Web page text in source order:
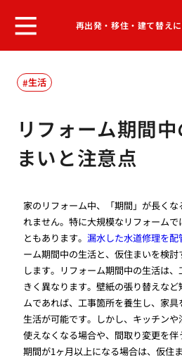
再出発・移住・建て替え
生活
リフォーム期間
まいと注意点
家のリフォーム中、「期間」が長く
れません。特に大規模なリフォーム
ともあります。漏水した水道修理を
ーム期間中の生活と、仮住まいを検
します。リフォーム期間中の生活は
きく異なります。壁紙の張り替えな
ムであれば、工事箇所を養生し、家
生活が可能です。しかし、キッチン
使えなくなる場合や、間取り変更を
期間が1ヶ月以上になる場合は、仮住